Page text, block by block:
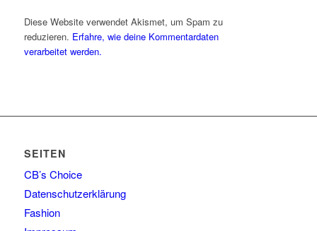
Diese Website verwendet Akismet, um Spam zu
reduzieren. Erfahre, wie deine Kommentardaten
verarbeitet werden.
SEITEN
CB’s Choice
Datenschutzerklärung
Fashion